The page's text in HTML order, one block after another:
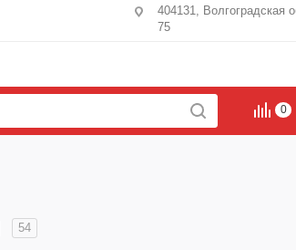
404131, Волгоградская
75
0
54